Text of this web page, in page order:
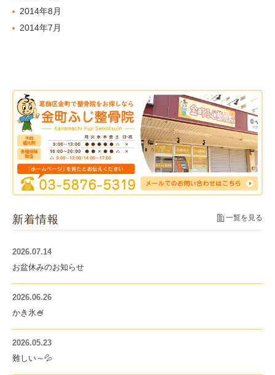
2014年8月
2014年7月
新着情報 一覧を見る
2026.07.14
お盆休みのお知らせ
2026.06.26
かき氷🍧
2026.05.23
難しい～💦